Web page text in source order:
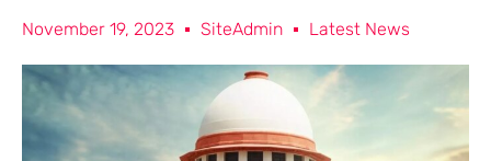
November 19, 2023 SiteAdmin Latest News